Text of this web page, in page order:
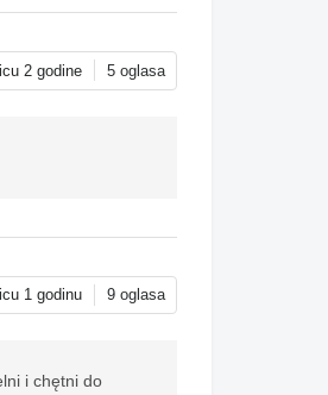
2 godine 5 oglasa
1 godinu 9 oglasa
i chętni do